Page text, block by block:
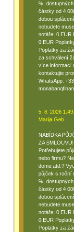
%,
částky od 4
dobou
nebudete
notáře: 0 EUR
0 EUR
Poplatky za
za schválení
více informací
kontaktujte
WhatsApp:
5. 8. 2026
Marija Geb
NABÍDKA
ZA
Potřebujete
nebo firmu?
domu atd.?
půjček s roční
%,
částky od 4
dobou
nebudete
notáře: 0 EUR
0 EUR
Poplatky za